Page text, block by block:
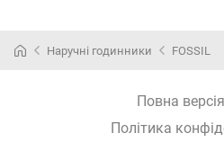
Наручні годинники FOSSIL
Повна
Політика